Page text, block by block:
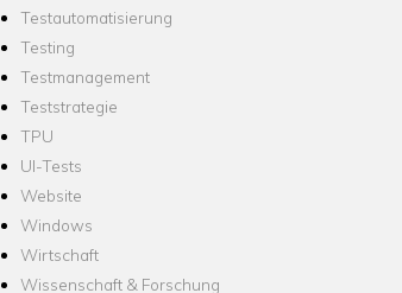
Testautomatisierung
Testing
Testmanagement
Teststrategie
TPU
UI-Tests
Website
Windows
Wirtschaft
Wissenschaft & Forschung